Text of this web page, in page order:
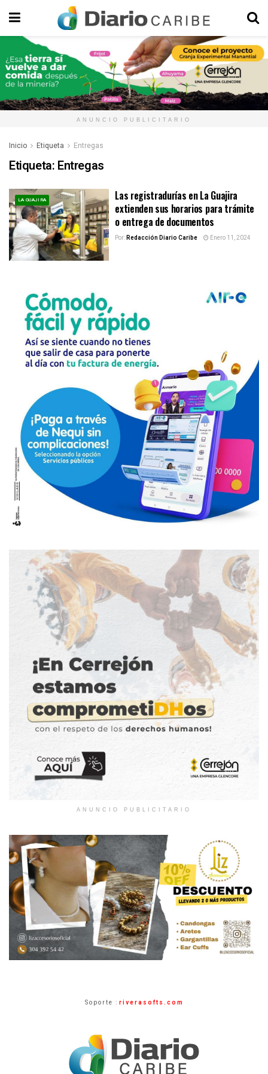
ANUNCIO PUBLICITARIO
Inicio Etiqueta Entregas
Etiqueta: Entregas
LA GUAJIRA
Las registradurías en La Guajira
extienden sus horarios para trámite
o entrega de documentos
Por:Redacción Diario Caribe Enero 11, 2024
ANUNCIO PUBLICITARIO
Soporte : riverasofts.com